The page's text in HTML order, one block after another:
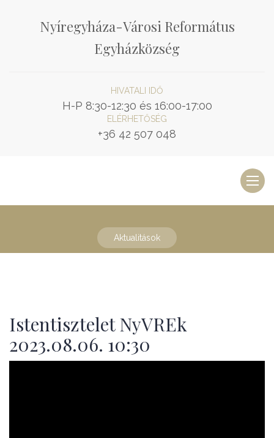
Nyíregyháza-Városi Református
Egyházközség
HIVATALI IDŐ
H-P 8:30-12:30 és 16:00-17:00
ELÉRHETŐSÉG
+36 42 507 048
Aktualitások
Istentisztelet NyVREk
2023.08.06. 10:30